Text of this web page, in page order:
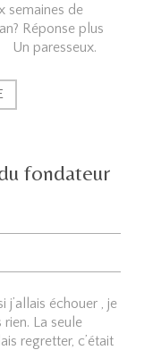
semaines de
Réponse plus
fondateur
j’allais échouer , je
La seule
regretter, c’était